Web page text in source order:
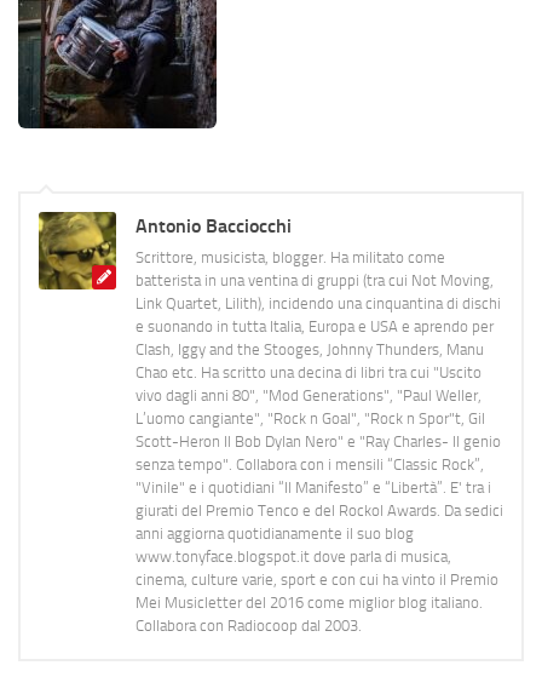
Antonio Bacciocchi
Scrittore, musicista, blogger. Ha militato come
batterista in una ventina di gruppi (tra cui Not Moving,
Link Quartet, Lilith), incidendo una cinquantina di dischi
e suonando in tutta Italia, Europa e USA e aprendo per
Clash, Iggy and the Stooges, Johnny Thunders, Manu
Chao etc. Ha scritto una decina di libri tra cui "Uscito
vivo dagli anni 80", "Mod Generations", "Paul Weller,
L’uomo cangiante", "Rock n Goal", "Rock n Spor"t, Gil
Scott-Heron Il Bob Dylan Nero" e "Ray Charles- Il genio
senza tempo". Collabora con i mensili “Classic Rock”,
"Vinile" e i quotidiani “Il Manifesto” e “Libertà”. E' tra i
giurati del Premio Tenco e del Rockol Awards. Da sedici
anni aggiorna quotidianamente il suo blog
www.tonyface.blogspot.it dove parla di musica,
cinema, culture varie, sport e con cui ha vinto il Premio
Mei Musicletter del 2016 come miglior blog italiano.
Collabora con Radiocoop dal 2003.